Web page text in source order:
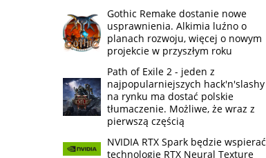
Gothic Remake dostanie nowe
usprawnienia. Alkimia luźno o
planach rozwoju, więcej o nowym
projekcie w przyszłym roku
Path of Exile 2 - jeden z
najpopularniejszych hack'n'slashy
na rynku ma dostać polskie
tłumaczenie. Możliwe, że wraz z
pierwszą częścią
NVIDIA RTX Spark będzie wspierać
technologię RTX Neural Texture